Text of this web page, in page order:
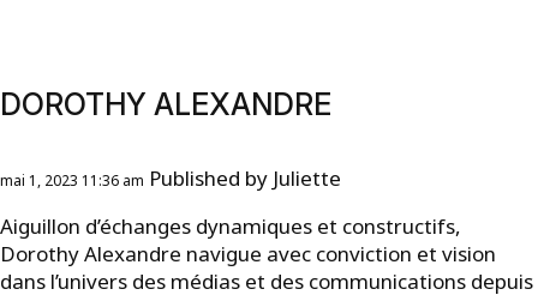
DOROTHY ALEXANDRE
mai 1, 2023 11:36 am Published by Juliette
Aiguillon d’échanges dynamiques et constructifs,
Dorothy Alexandre navigue avec conviction et vision
dans l’univers des médias et des communications depuis